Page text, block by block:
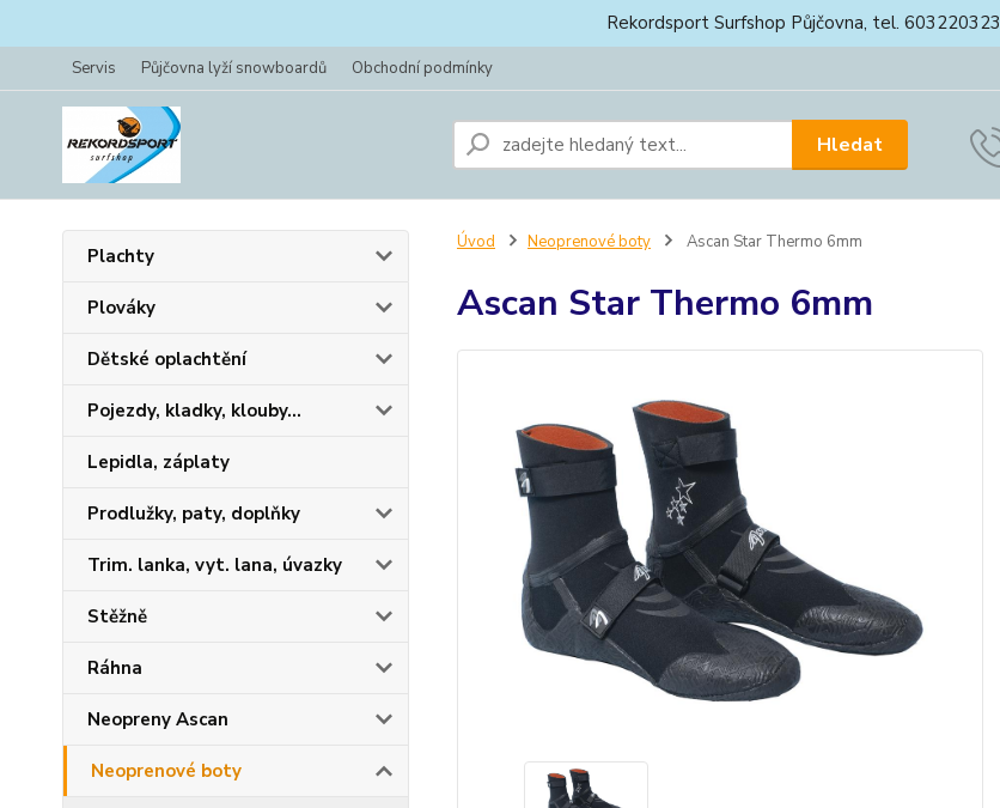
Rekordsport Surfshop Půjčovna, tel. 603220323
Servis Půjčovna lyží snowboardů Obchodní podmínky
Hledat
Plachty
Plováky
Dětské oplachtění
Pojezdy, kladky, klouby...
Lepidla, záplaty
Prodlužky, paty, doplňky
Trim. lanka, vyt. lana, úvazky
Stěžně
Ráhna
Neopreny Ascan
Neoprenové boty
Úvod Neoprenové boty Ascan Star Thermo 6mm
Ascan Star Thermo 6mm